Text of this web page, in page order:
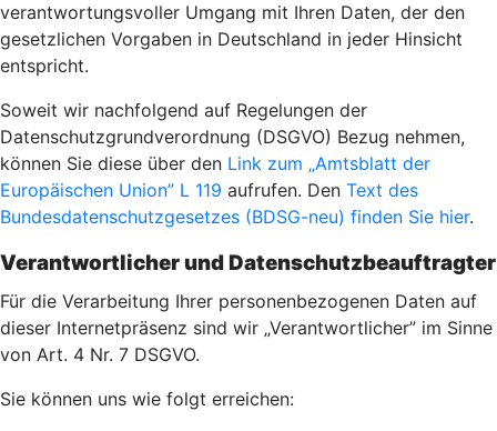
verantwortungsvoller Umgang mit Ihren Daten, der den
gesetzlichen Vorgaben in Deutschland in jeder Hinsicht
entspricht.
Soweit wir nachfolgend auf Regelungen der
Datenschutzgrundverordnung (DSGVO) Bezug nehmen,
können Sie diese über den Link zum „Amtsblatt der
Europäischen Union” L 119 aufrufen. Den Text des
Bundesdatenschutzgesetzes (BDSG-neu) finden Sie hier.
Verantwortlicher und Datenschutzbeauftragter
Für die Verarbeitung Ihrer personenbezogenen Daten auf
dieser Internetpräsenz sind wir „Verantwortlicher” im Sinne
von Art. 4 Nr. 7 DSGVO.
Sie können uns wie folgt erreichen: